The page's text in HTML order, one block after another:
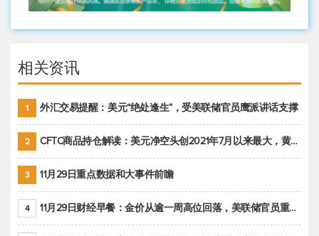
相关资讯
1 外汇交易提醒：美元“绝处逢生”，受美联储官员鹰派讲话支撑
2 CFTC商品持仓解读：美元净空头创2021年7月以来最大，黄金期货投机性净多头头寸减少
3 11月29日重点数据和大事件前瞻
4 11月29日财经早餐：金价从逾一周高位回落，美联储官员重申鹰派立场推动美元回升